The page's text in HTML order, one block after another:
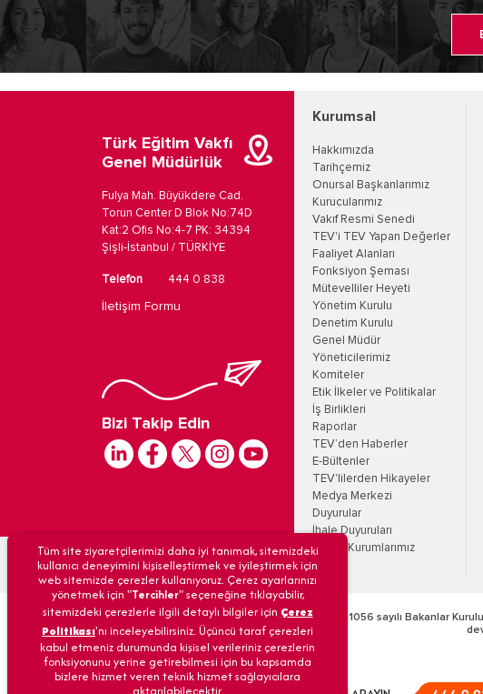
Türk Eğitim Vakfı
Genel Müdürlük
Fulya Mah. Büyükdere Cad.
Torun Center D Blok No:74D
Kat:2 Ofis No:4-7 PK: 34394
Şişli-İstanbul / TÜRKİYE
Telefon 444 0 838
İletişim Formu
Bizi Takip Edin
Kurumsal
Hakkımızda
Tarihçemiz
Onursal Başkanlarımız
Kurucularımız
Vakıf Resmi Senedi
TEV'i TEV Yapan Değerler
Faaliyet Alanları
Fonksiyon Şeması
Mütevelliler Heyeti
Yönetim Kurulu
Denetim Kurulu
Genel Müdür
Yöneticilerimiz
Komiteler
Etik İlkeler ve Politikalar
İş Birlikleri
Raporlar
TEV’den Haberler
E-Bültenler
TEV'lilerden Hikayeler
Medya Merkezi
Duyurular
İhale Duyuruları
Eğitim Kurumlarımız
Türk Eğitim Vakfı’na 09/12/1968 tarih ve 6/11056 sayılı Bakanlar
© Türk Eğitim Vakfı
Tüm site ziyaretçilerimizi daha iyi tanımak, sitemizdeki
kullanıcı deneyimini kişiselleştirmek ve iyileştirmek için
web sitemizde çerezler kullanıyoruz. Çerez ayarlarınızı
yönetmek için "Tercihler" seçeneğine tıklayabilir,
sitemizdeki çerezlerle ilgili detaylı bilgiler için Çerez
Politikası'nı inceleyebilirsiniz. Üçüncü taraf çerezleri
kabul etmeniz durumunda kişisel verileriniz çerezlerin
fonksiyonunu yerine getirebilmesi için bu kapsamda
bizlere hizmet veren teknik hizmet sağlayıcılara